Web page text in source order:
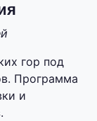
гор под
Программа
и